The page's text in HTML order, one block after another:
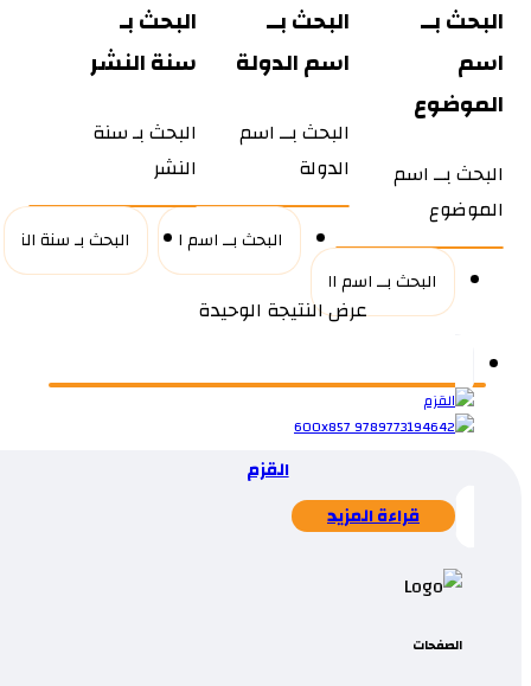
البحث بــ
اسم
الموضوع
البحث بــ اسم
الموضوع
البحث بــ
اسم الدولة
البحث بــ اسم
الدولة
البحث بـ
سنة النشر
البحث بـ سنة
النشر
عرض النتيجة الوحيدة
القزم
قراءة المزيد
الصفحات